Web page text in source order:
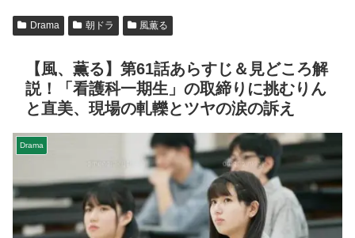
Drama 朝ドラ 風薫る
【風、薫る】第61話あらすじ＆見どころ解
説！「看護科一期生」の取締りに挑むりん
と直美、現場の軋轢とツヤの涙の訴え
Drama